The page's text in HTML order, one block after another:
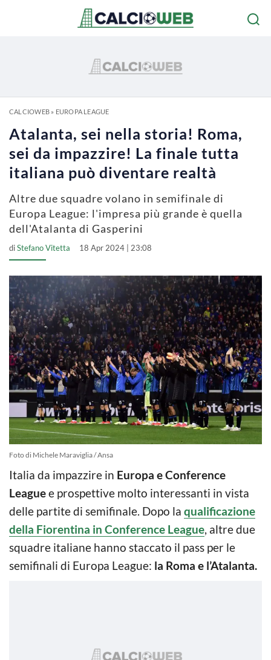
CALCIOWEB» EUROPA LEAGUE
Atalanta, sei nella storia! Roma,
sei da impazzire! La finale tutta
italiana può diventare realtà
Altre due squadre volano in semifinale di
Europa League: l'impresa più grande è quella
dell'Atalanta di Gasperini
diStefano Vitetta 18 Apr 2024 | 23:08
Foto di Michele Maraviglia / Ansa
Italia da impazzire in Europa e Conference
Leaguee prospettive molto interessanti in vista
delle partite di semifinale. Dopo la qualificazione
della Fiorentina in Conference League, altre due
squadre italiane hanno staccato il pass per le
semifinali di Europa League: la Roma e l’Atalanta.